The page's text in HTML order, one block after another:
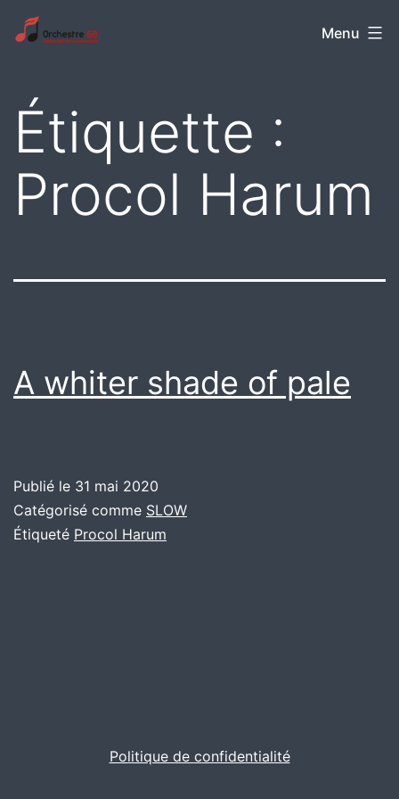
Aller
auOrchestre
Menu
Étiquette :
Procol Harum
A whiter shade of pale
Publié le 31 mai 2020
Catégorisé comme SLOW
Étiqueté Procol Harum
Politique de confidentialité